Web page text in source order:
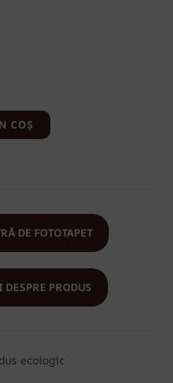
COȘ
DE FOTOTAPET
PRODUS
ecologic